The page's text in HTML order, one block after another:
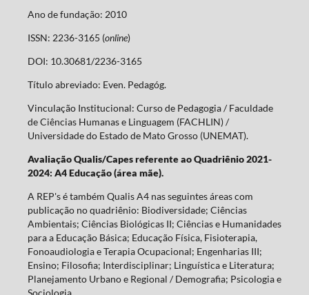
Ano de fundação: 2010
ISSN: 2236-3165 (online)
DOI: 10.30681/2236-3165
Título abreviado: Even. Pedagóg.
Vinculação Institucional: Curso de Pedagogia / Faculdade
de Ciências Humanas e Linguagem (FACHLIN) /
Universidade do Estado de Mato Grosso (UNEMAT).
Avaliação Qualis/Capes referente ao Quadriênio 2021-
2024: A4 Educação (área mãe).
A REP's é também Qualis A4 nas seguintes áreas com
publicação no quadriênio: Biodiversidade; Ciências
Ambientais; Ciências Biológicas II; Ciências e Humanidades
para a Educação Básica; Educação Física, Fisioterapia,
Fonoaudiologia e Terapia Ocupacional; Engenharias III;
Ensino; Filosofia; Interdisciplinar; Linguística e Literatura;
Planejamento Urbano e Regional / Demografia; Psicologia e
Sociologia.